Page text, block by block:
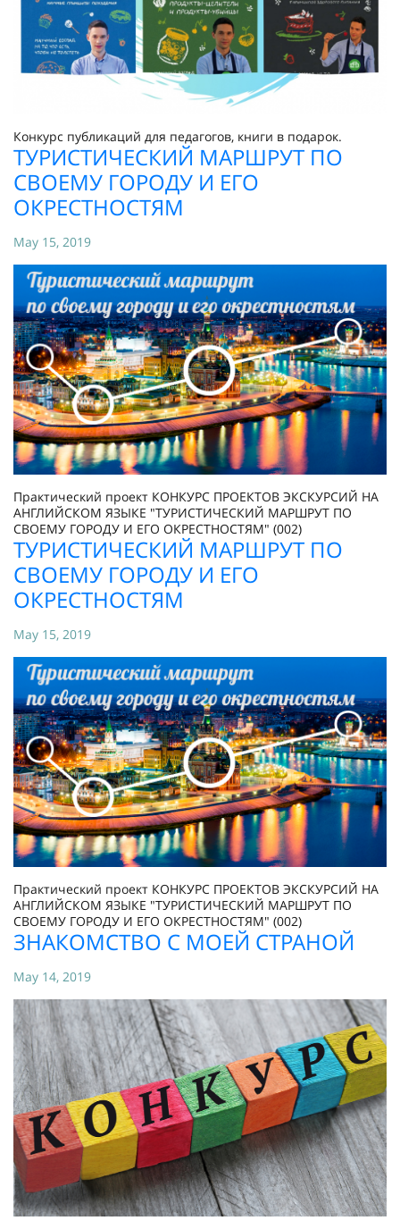
Конкурс публикаций для педагогов, книги в подарок.
ТУРИСТИЧЕСКИЙ МАРШРУТ ПО
СВОЕМУ ГОРОДУ И ЕГО
ОКРЕСТНОСТЯМ
May 15, 2019
Практический проект КОНКУРС ПРОЕКТОВ ЭКСКУРСИЙ НА
АНГЛИЙСКОМ ЯЗЫКЕ "ТУРИСТИЧЕСКИЙ МАРШРУТ ПО
СВОЕМУ ГОРОДУ И ЕГО ОКРЕСТНОСТЯМ" (002)
ТУРИСТИЧЕСКИЙ МАРШРУТ ПО
СВОЕМУ ГОРОДУ И ЕГО
ОКРЕСТНОСТЯМ
May 15, 2019
Практический проект КОНКУРС ПРОЕКТОВ ЭКСКУРСИЙ НА
АНГЛИЙСКОМ ЯЗЫКЕ "ТУРИСТИЧЕСКИЙ МАРШРУТ ПО
СВОЕМУ ГОРОДУ И ЕГО ОКРЕСТНОСТЯМ" (002)
ЗНАКОМСТВО С МОЕЙ СТРАНОЙ
May 14, 2019